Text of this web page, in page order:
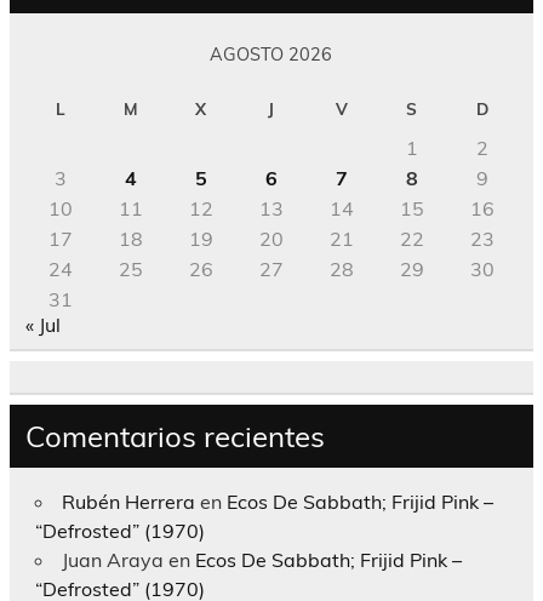
AGOSTO 2026
L M X J V S D
1
2
3
4 5 6 7 8
9
10
11 12 13 14 15
16
17
18 19 20 21 22
23
24
25 26 27 28 29
30
31
« Jul
Comentarios recientes
Rubén Herrera en Ecos De Sabbath; Frijid Pink –
“Defrosted” (1970)
Juan Araya en Ecos De Sabbath; Frijid Pink –
“Defrosted” (1970)